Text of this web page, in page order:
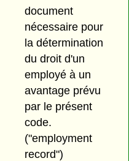
document
nécessaire pour
la détermination
du droit d'un
employé à un
avantage prévu
par le présent
code.
("employment
record")